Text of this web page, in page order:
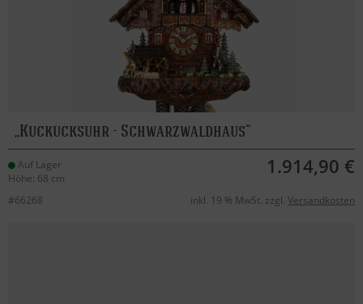
Kuckucksuhr - Schwarzwaldhaus
Auf Lager
Höhe: 68 cm
1.914,90 €
#66268 inkl. 19 % MwSt. zzgl. Versandkosten